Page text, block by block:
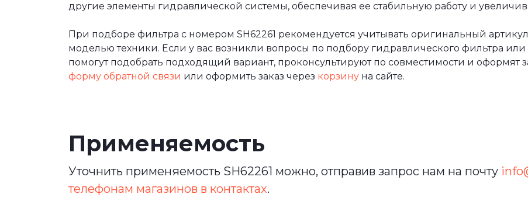
другие элементы гидравлической системы, обеспечивая ее стабильную работу и
При подборе фильтра с номером SH62261 рекомендуется учитывать оригинальный
моделью техники. Если у вас возникли вопросы по подбору гидравлического фильтра
помогут подобрать подходящий вариант, проконсультируют по совместимости и оформят
форму обратной связи или оформить заказ через корзину на сайте.
Применяемость
Уточнить применяемость SH62261 можно, отправив запрос нам на почту
телефонам магазинов в контактах.